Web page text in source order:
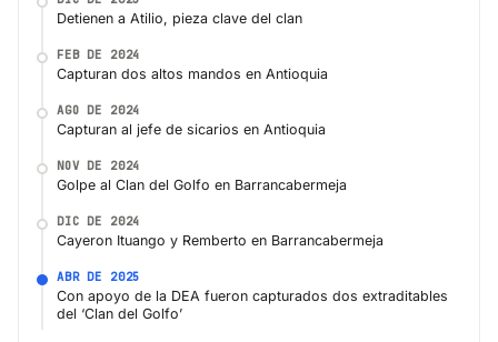
Detienen a Atilio, pieza clave del clan
FEB DE 2024
Capturan dos altos mandos en Antioquia
AGO DE 2024
Capturan al jefe de sicarios en Antioquia
NOV DE 2024
Golpe al Clan del Golfo en Barrancabermeja
DIC DE 2024
Cayeron Ituango y Remberto en Barrancabermeja
ABR DE 2025
Con apoyo de la DEA fueron capturados dos extraditables
del ‘Clan del Golfo’